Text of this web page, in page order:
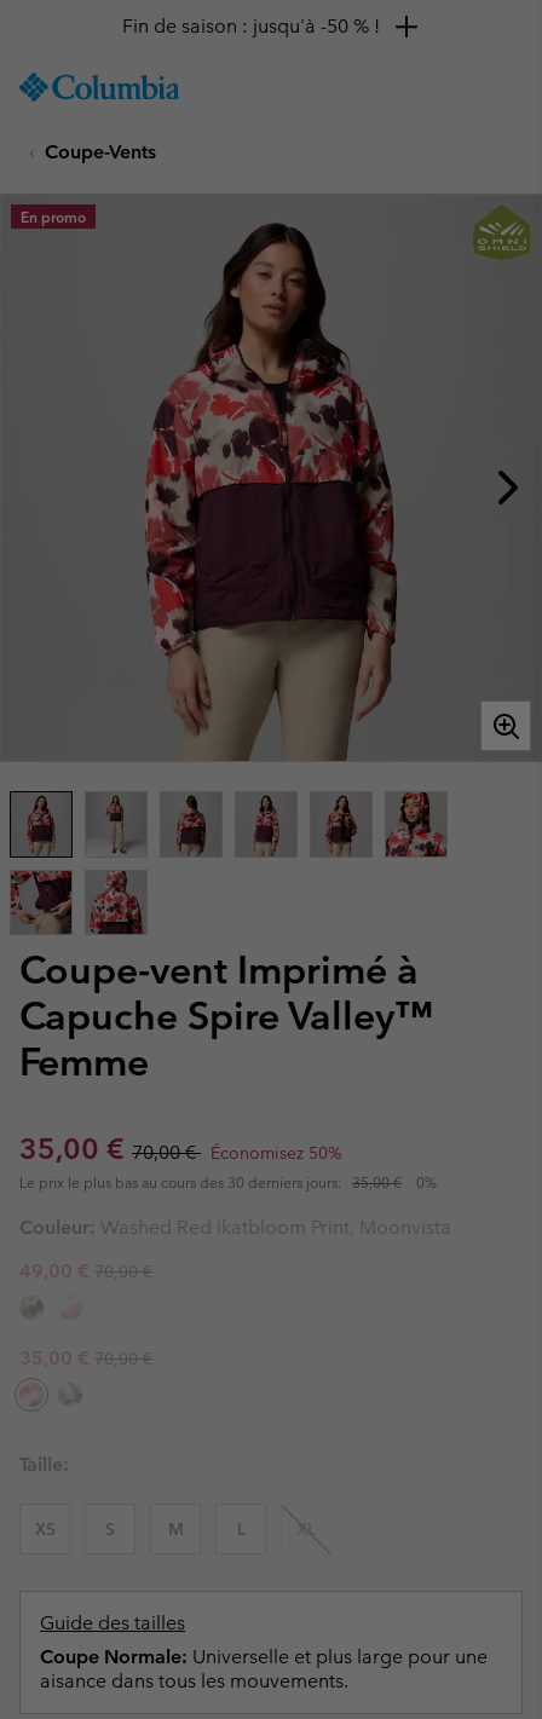
TO
SKIP
MAIN
NAV
Fin de saison : jusqu'à -50 % !
Coupe-Vents
Coupe-vent Imprimé à
Capuche Spire Valley™
Femme
Sale price:
35,00 € Regular price:
70,00 € Économisez 50%
Le prix le plus bas au cours des 30 derniers jours: 35,00 € 0%
En promo
Couleur: Washed Red Ikatbloom Print, Moonvista
Sale price:
49,00 € Regular price:
70,00 €
Sale price:
35,00 € Regular price:
70,00 €
Taille:
XS S M L XL
Guide des tailles
Coupe Normale: Universelle et plus large pour une
aisance dans tous les mouvements.